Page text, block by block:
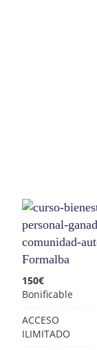
150€
Bonificable
ACCESO
ILIMITADO